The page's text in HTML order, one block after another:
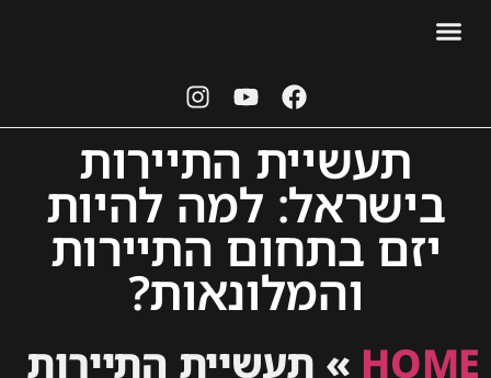
תעשיית התיירות
בישראל: למה להיות
יזם בתחום התיירות
והמלונאות?
HOME
» תעשיית התיירות